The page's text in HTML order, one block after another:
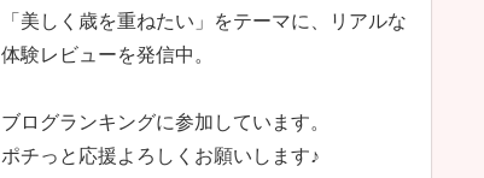
「美しく歳を重ねたい」をテーマに、リアルな
体験レビューを発信中。
ブログランキングに参加しています。
ポチっと応援よろしくお願いします♪